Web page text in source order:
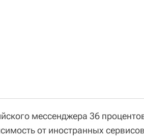
мессенджера 36
от иностранных